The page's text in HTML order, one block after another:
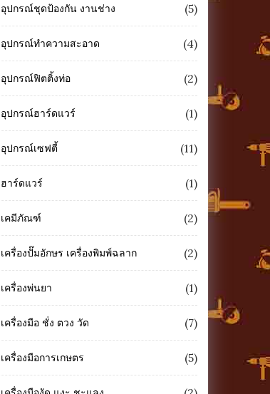
อุปกรณ์ชุดป้องกัน งานช่าง (5)
อุปกรณ์ทำความสะอาด (4)
อุปกรณ์ฟิตติ้งท่อ (2)
อุปกรณ์ฮาร์ดแวร์ (1)
อุปกรณ์เซฟตี้ (11)
ฮาร์ดแวร์ (1)
เคมีภัณฑ์ (2)
เครื่องปั๊มอักษร เครื่องพิมพ์ฉลาก (2)
เครื่องพ่นยา (1)
เครื่องมือ ชั่ง ตวง วัด (7)
เครื่องมือการเกษตร (5)